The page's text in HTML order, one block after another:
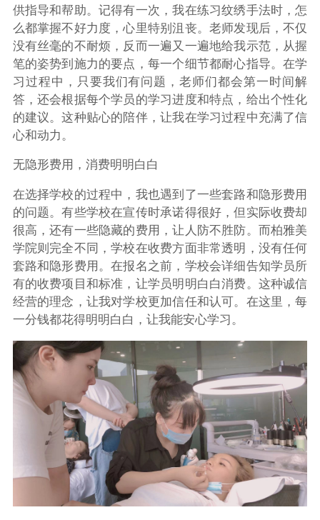
供指导和帮助。记得有一次，我在练习纹绣手法时，怎
么都掌握不好力度，心里特别沮丧。老师发现后，不仅
没有丝毫的不耐烦，反而一遍又一遍地给我示范，从握
笔的姿势到施力的要点，每一个细节都耐心指导。在学
习过程中，只要我们有问题，老师们都会第一时间解
答，还会根据每个学员的学习进度和特点，给出个性化
的建议。这种贴心的陪伴，让我在学习过程中充满了信
心和动力。
无隐形费用，消费明明白白
在选择学校的过程中，我也遇到了一些套路和隐形费用
的问题。有些学校在宣传时承诺得很好，但实际收费却
很高，还有一些隐藏的费用，让人防不胜防。而柏雅美
学院则完全不同，学校在收费方面非常透明，没有任何
套路和隐形费用。在报名之前，学校会详细告知学员所
有的收费项目和标准，让学员明明白白消费。这种诚信
经营的理念，让我对学校更加信任和认可。在这里，每
一分钱都花得明明白白，让我能安心学习。